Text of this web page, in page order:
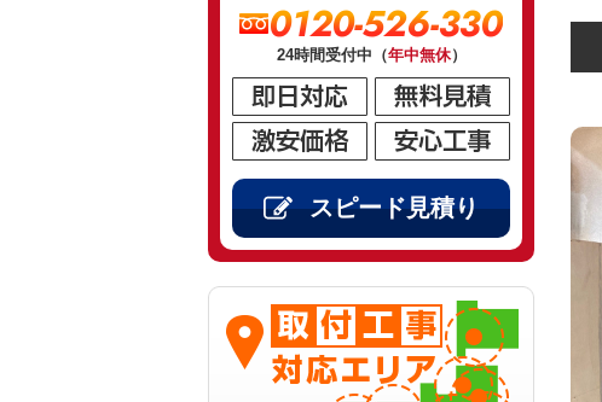
0120-526-330
24時間受付中（年中無休）
スピード見積り